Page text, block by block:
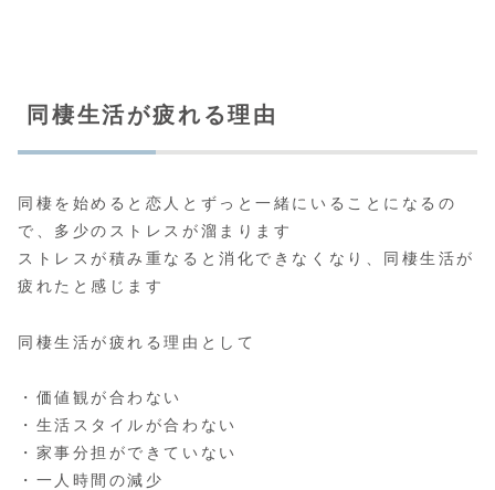
同棲生活が疲れる理由
同棲を始めると恋人とずっと一緒にいることになるの
で、多少のストレスが溜まります
ストレスが積み重なると消化できなくなり、同棲生活が
疲れたと感じます
同棲生活が疲れる理由として
・価値観が合わない
・生活スタイルが合わない
・家事分担ができていない
・一人時間の減少